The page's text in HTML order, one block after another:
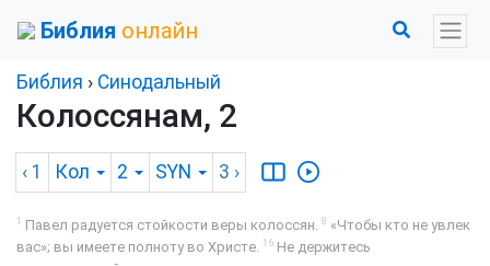
Библия онлайн
Библия › Синодальный
Колоссянам, 2
‹ 1 Кол 2 SYN 3 ›
1 Павел радуется стойкости веры колоссян. 8 «Чтобы кто не увлек
вас»; вы имеете полноту во Христе. 16 Не держитесь